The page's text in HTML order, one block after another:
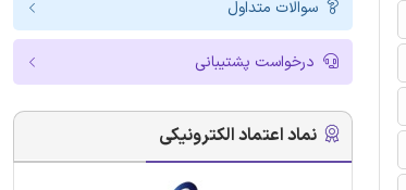
سوالات متداول
درخواست پشتیبانی
نماد اعتماد الکترونیکی